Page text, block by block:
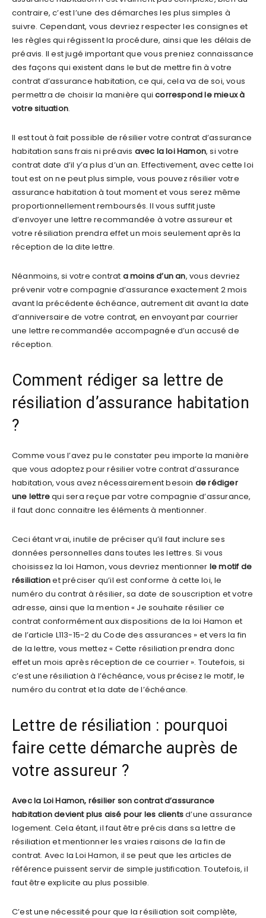
contraire, c’est l’une des démarches les plus simples à
suivre. Cependant, vous devriez respecter les consignes et
les règles qui régissent la procédure, ainsi que les délais de
préavis. Il est jugé important que vous preniez connaissance
des façons qui existent dans le but de mettre fin à votre
contrat d’assurance habitation, ce qui, cela va de soi, vous
permettra de choisir la manière quicorrespond le mieux à
votre situation.
Il est tout à fait possible de résilier votre contrat d’assurance
habitation sans frais ni préavis avec la loi Hamon, si votre
contrat date d’il y’a plus d’un an. Effectivement, avec cette loi
tout est on ne peut plus simple, vous pouvez résilier votre
assurance habitation à tout moment et vous serez même
proportionnellement remboursés. Il vous suffit juste
d’envoyer une lettre recommandée à votre assureur et
votre résiliation prendra effet un mois seulement après la
réception de la dite lettre.
Néanmoins, si votre contrat a moins d’un an, vous devriez
prévenir votre compagnie d’assurance exactement 2 mois
avant la précédente échéance, autrement dit avant la date
d’anniversaire de votre contrat, en envoyant par courrier
une lettre recommandée accompagnée d’un accusé de
réception.
Comment rédiger sa lettre de
résiliation d’assurance habitation
?
Comme vous l’avez pu le constater peu importe la manière
que vous adoptez pour résilier votre contrat d’assurance
habitation, vous avez nécessairement besoin de rédiger
une lettrequi sera reçue par votre compagnie d’assurance,
il faut donc connaitre les éléments à mentionner.
Ceci étant vrai, inutile de préciser qu’il faut inclure ses
données personnelles dans toutes les lettres. Si vous
choisissez la loi Hamon, vous devriez mentionner le motif de
résiliationet préciser qu’il est conforme à cette loi, le
numéro du contrat à résilier, sa date de souscription et votre
adresse, ainsi que la mention « Je souhaite résilier ce
contrat conformément aux dispositions de la loi Hamon et
de l’article L113-15-2 du Code des assurances » et vers la fin
de la lettre, vous mettez « Cette résiliation prendra donc
effet un mois après réception de ce courrier ». Toutefois, si
c’est une résiliation à l’échéance, vous précisez le motif, le
numéro du contrat et la date de l’échéance.
Lettre de résiliation : pourquoi
faire cette démarche auprès de
votre assureur ?
Avec la Loi Hamon, résilier son contrat d’assurance
habitation devient plus aisé pour les clientsd’une assurance
logement. Cela étant, il faut être précis dans sa lettre de
résiliation et mentionner les vraies raisons de la fin de
contrat. Avec la Loi Hamon, il se peut que les articles de
référence puissent servir de simple justification. Toutefois, il
faut être explicite au plus possible.
C’est une nécessité pour que la résiliation soit complète,